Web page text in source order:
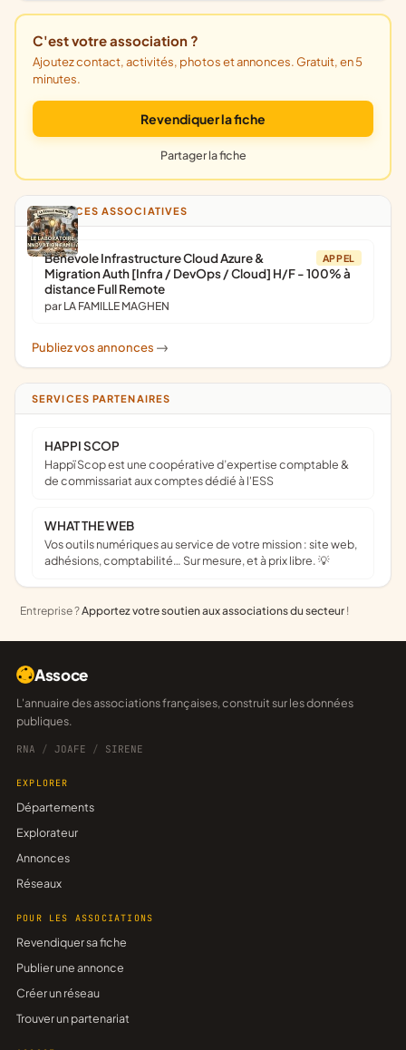
C'est votre association ?
Ajoutez contact, activités, photos et annonces. Gratuit, en 5
minutes.
Revendiquer la fiche
Partager la fiche
ANNONCES ASSOCIATIVES
APPEL
Bénévole Infrastructure Cloud Azure &
Migration Auth [Infra / DevOps / Cloud] H/F - 100% à
distance Full Remote
par LA FAMILLE MAGHEN
Publiez vos annonces ->
SERVICES PARTENAIRES
HAPPI SCOP
Happï Scop est une coopérative d’expertise comptable &
de commissariat aux comptes dédié à l'ESS
WHAT THE WEB
Vos outils numériques au service de votre mission : site web,
adhésions, comptabilité… Sur mesure, et à prix libre. 💡
Entreprise ?Apportez votre soutien aux associations du secteur !
Assoce
L'annuaire des associations françaises, construit sur les données
publiques.
RNA / JOAFE / SIRENE
EXPLORER
Départements
Explorateur
Annonces
Réseaux
POUR LES ASSOCIATIONS
Revendiquer sa fiche
Publier une annonce
Créer un réseau
Trouver un partenariat